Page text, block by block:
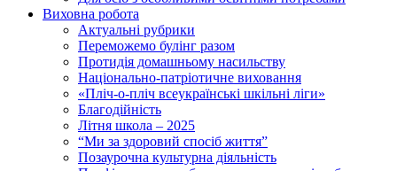
Виховна робота
Актуальні рубрики
Переможемо булінг разом
Протидія домашньому насильству
Національно-патріотичне виховання
«Пліч-о-пліч всеукраїнські шкільні ліги»
Благодійність
Літня школа – 2025
“Ми за здоровий спосіб життя”
Позаурочна культурна діяльність